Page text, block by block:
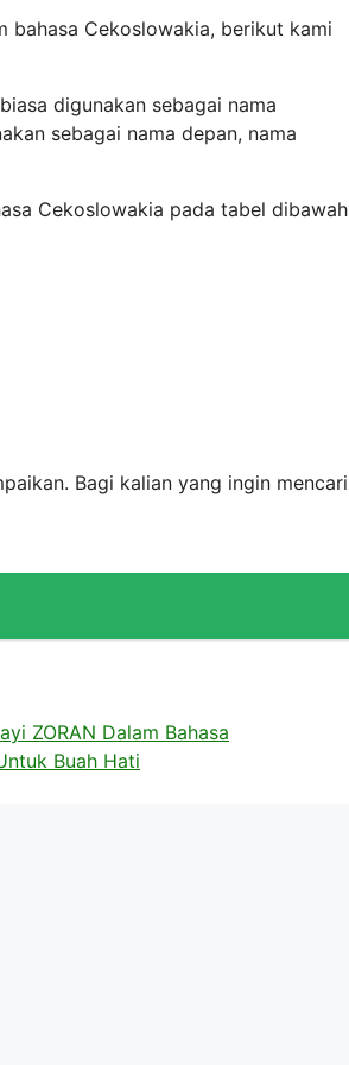
bahasa Cekoslowakia, berikut kami
digunakan sebagai nama
sebagai nama depan, nama
Cekoslowakia pada tabel dibawah
Bagi kalian yang ingin mencari
ZORAN Dalam Bahasa
Buah Hati